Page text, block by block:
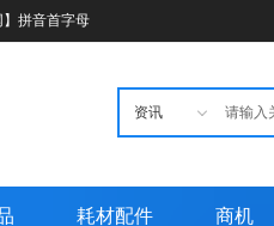
拼音首字母
耗材配件 商机